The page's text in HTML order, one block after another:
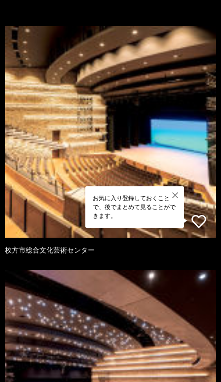
お気に入り登録しておくこと
で、後でまとめて見ることがで
きます。
枚方市総合文化芸術センター